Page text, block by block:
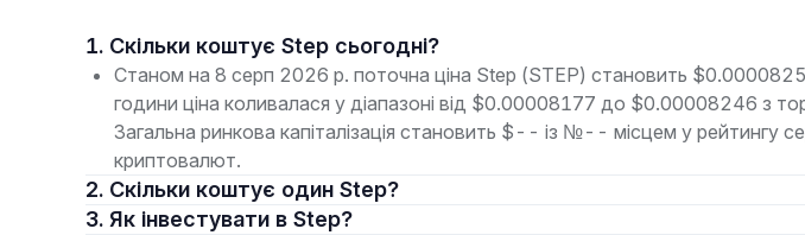
1. Скільки коштує Step сьогодні?
Станом на 8 серп 2026 р. поточна ціна Step (STEP) становить
години ціна коливалася у діапазоні від $0.00008177 до $0.00008246 з
Загальна ринкова капіталізація становить $-- із №-- місцем у рейтингу
криптовалют.
2. Скільки коштує один Step?
3. Як інвестувати в Step?